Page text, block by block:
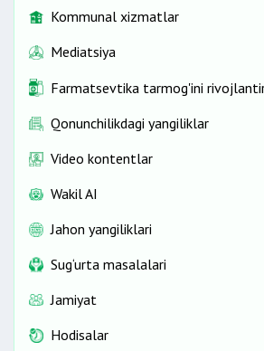
Kommunal xizmatlar
Mediatsiya
Farmatsevtika tarmog'ini
Qonunchilikdagi yangiliklar
Video kontentlar
Wakil AI
Jahon yangiliklari
Sug‘urta masalalari
Jamiyat
Hodisalar